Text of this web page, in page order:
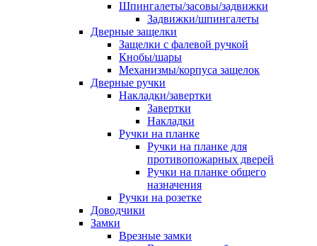
Шпингалеты/засовы/задвижки
Задвижки/шпингалеты
Дверные защелки
Защелки с фалевой ручкой
Кнобы/шары
Механизмы/корпуса защелок
Дверные ручки
Накладки/завертки
Завертки
Накладки
Ручки на планке
Ручки на планке для
противопожарных дверей
Ручки на планке общего
назначения
Ручки на розетке
Доводчики
Замки
Врезные замки